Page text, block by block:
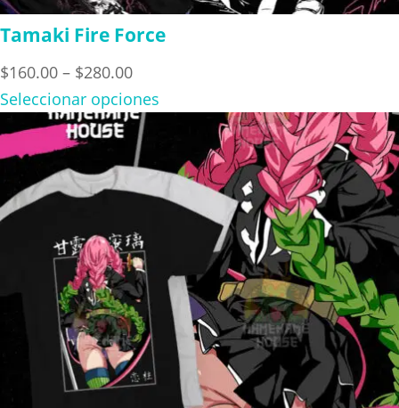
Tamaki Fire Force
$160.00 – $280.00Price
range:
$160.00
through
$280.00
Seleccionar opciones